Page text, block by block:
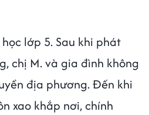
lớp 5. Sau khi phát
chị M. và gia đình không
địa phương. Đến khi
xao khắp nơi, chính